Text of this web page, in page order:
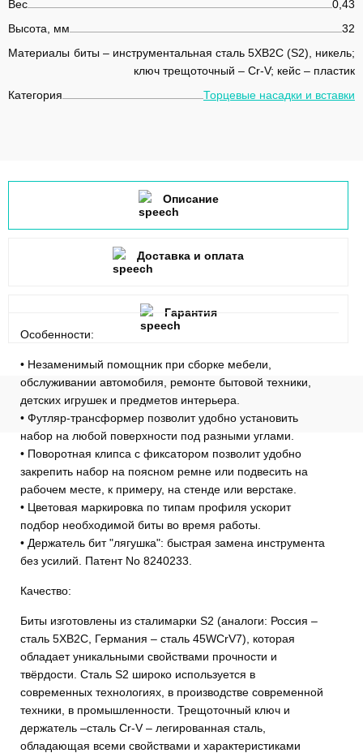
Вес
0,43
Высота, мм
32
Материалы биты – инструментальная сталь 5ХВ2С (S2), никель;
ключ трещоточный – Cr-V; кейс – пластик
Категория
Торцевые насадки и вставки
Описание
Особенности:
• Незаменимый помощник при сборке мебели,
обслуживании автомобиля, ремонте бытовой техники,
детских игрушек и предметов интерьера.
• Футляр-трансформер позволит удобно установить
набор на любой поверхности под разными углами.
• Поворотная клипса с фиксатором позволит удобно
закрепить набор на поясном ремне или подвесить на
рабочем месте, к примеру, на стенде или верстаке.
• Цветовая маркировка по типам профиля ускорит
подбор необходимой биты во время работы.
• Держатель бит "лягушка": быстрая замена инструмента
без усилий. Патент No 8240233.
Качество:
Биты изготовлены из сталимарки S2 (аналоги: Россия –
сталь 5ХВ2С, Германия – сталь 45WCrV7), которая
обладает уникальными свойствами прочности и
твёрдости. Сталь S2 широко используется в
современных технологиях, в производстве современной
техники, в промышленности. Трещоточный ключ и
держатель –сталь Cr-V – легированная сталь,
обладающая всеми свойствами и характеристиками
Доставка и оплата
Гарантия